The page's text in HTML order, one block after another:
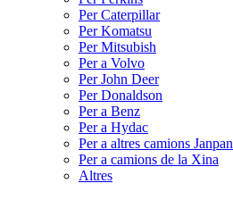
Per Caterpillar
Per Komatsu
Per Mitsubish
Per a Volvo
Per John Deer
Per Donaldson
Per a Benz
Per a Hydac
Per a altres camions Janpan
Per a camions de la Xina
Altres